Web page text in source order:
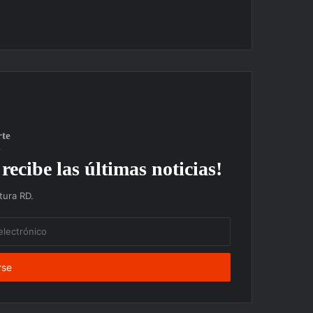
las últimas noticias!
RD.